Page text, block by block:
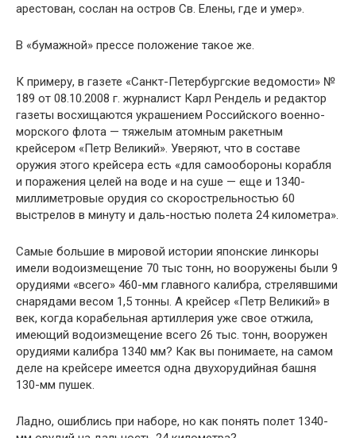
арестован, сослан на остров Св. Елены, где и умер».
В «бумажной» прессе положение такое же.
К примеру, в газете «Санкт-Петербургские ведомости» №
189 от 08.10.2008 г. журналист Карл Рендель и редактор
газеты восхи­щаются украшением Российского военно-
морского флота — тяже­лым атомным ракетным
крейсером «Петр Великий». Уверяют, что в составе
оружия этого крейсера есть «для самообороны корабля
и поражения целей на воде и на суше — еще и 1340-
миллиметро­вые орудия со скорострельностью 60
выстрелов в минуту и даль-ностью полета 24 километра».
Самые большие в мировой истории японские линкоры
имели водоизмещение 70 тыс тонн, но вооружены были 9
орудиями «всего» 460-мм главного калибра, стрелявшими
снарядами весом 1,5 тонны. А крейсер «Петр Великий» в
век, когда корабельная ар­тиллерия уже свое отжила,
имеющий водоизмещение всего 26 тыс. тонн, вооружен
орудиями калибра 1340 мм? Как вы понимаете, на самом
деле на крейсере имеется одна двухорудийная башня
130-мм пушек.
Ладно, ошиблись при наборе, но как понять полет 1340-